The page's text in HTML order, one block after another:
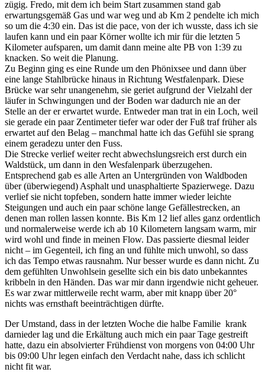
zügig. Fredo, mit dem ich beim Start zusammen stand gab
erwartungsgemäß Gas und war weg und ab Km 2 pendelte ich mich
so um die 4:30 ein. Das ist die pace, von der ich wusste, dass ich sie
laufen kann und ein paar Körner wollte ich mir für die letzten 5
Kilometer aufsparen, um damit dann meine alte PB von 1:39 zu
knacken. So weit die Planung.
Zu Beginn ging es eine Runde um den Phönixsee und dann über
eine lange Stahlbrücke hinaus in Richtung Westfalenpark. Diese
Brücke war sehr unangenehm, sie geriet aufgrund der Vielzahl der
läufer in Schwingungen und der Boden war dadurch nie an der
Stelle an der er erwartet wurde. Entweder man trat in ein Loch, weil
sie gerade ein paar Zentimeter tiefer war oder der Fuß traf früher als
erwartet auf den Belag – manchmal hatte ich das Gefühl sie sprang
einem geradezu unter den Fuss.
Die Strecke verlief weiter recht abwechslungsreich erst durch ein
Waldstück, um dann in den Wesfalenpark überzugehen.
Entsprechend gab es alle Arten an Untergründen von Waldboden
über (überwiegend) Asphalt und unasphaltierte Spazierwege. Dazu
verlief sie nicht topfeben, sondern hatte immer wieder leichte
Steigungen und auch ein paar schöne lange Gefällestrecken, an
denen man rollen lassen konnte. Bis Km 12 lief alles ganz ordentlich
und normalerweise werde ich ab 10 Kilometern langsam warm, mir
wird wohl und finde in meinen Flow. Das passierte diesmal leider
nicht – im Gegenteil, ich fing an und fühlte mich unwohl, so dass
ich das Tempo etwas rausnahm. Nur besser wurde es dann nicht. Zu
dem gefühlten Unwohlsein gesellte sich ein bis dato unbekanntes
kribbeln in den Händen. Das war mir dann irgendwie nicht geheuer.
Es war zwar mittlerweile recht warm, aber mit knapp über 20°
nichts was ernsthaft beeinträchtigen dürfte.
Der Umstand, dass in der letzten Woche die halbe Familie krank
darnieder lag und die Erkältung auch mich ein paar Tage gestreift
hatte, dazu ein absolvierter Frühdienst von morgens von 04:00 Uhr
bis 09:00 Uhr legen einfach den Verdacht nahe, dass ich schlicht
nicht fit war.